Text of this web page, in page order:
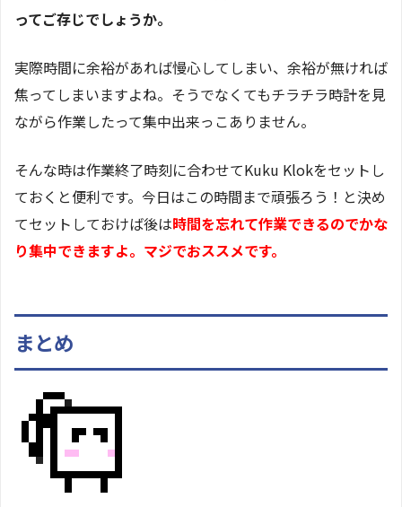
ってご存じでしょうか。
実際時間に余裕があれば慢心してしまい、余裕が無ければ
焦ってしまいますよね。そうでなくてもチラチラ時計を見
ながら作業したって集中出来っこありません。
そんな時は作業終了時刻に合わせてKuku Klokをセットし
ておくと便利です。今日はこの時間まで頑張ろう！と決め
てセットしておけば後は時間を忘れて作業できるのでかな
り集中できますよ。マジでおススメです。
まとめ